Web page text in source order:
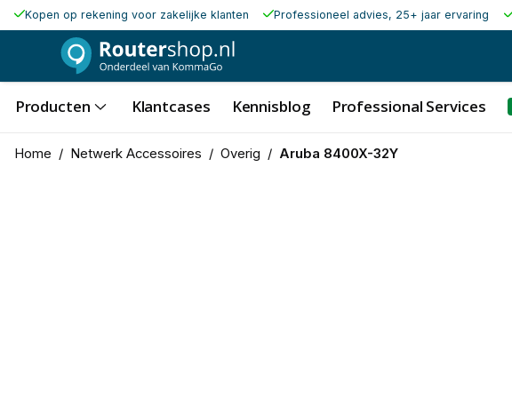
Kopen op rekening voor zakelijke klanten Professioneel advies, 25+ jaar ervaring
Producten Klantcases Kennisblog Professional Services
Home / Netwerk Accessoires / Overig / Aruba 8400X-32Y